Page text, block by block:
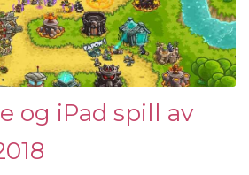
og iPad spill av